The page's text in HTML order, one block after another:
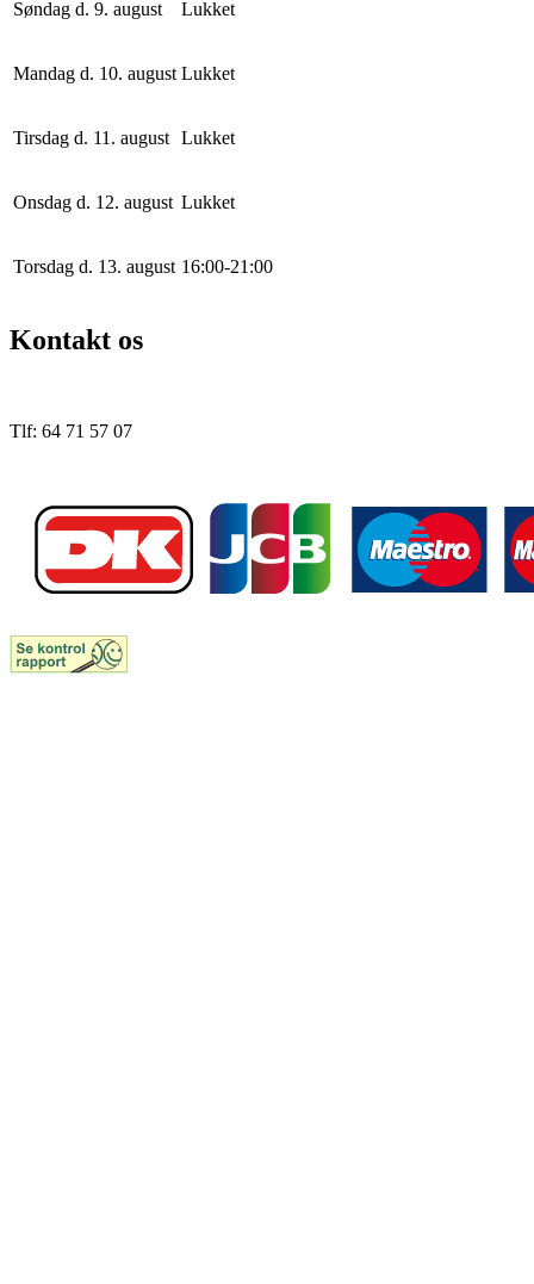
Søndag d. 9. august Lukket
Mandag d. 10. august Lukket
Tirsdag d. 11. august Lukket
Onsdag d. 12. august Lukket
Torsdag d. 13. august 16:00-21 :00
Kontakt os
Tlf: 64 71 57 07